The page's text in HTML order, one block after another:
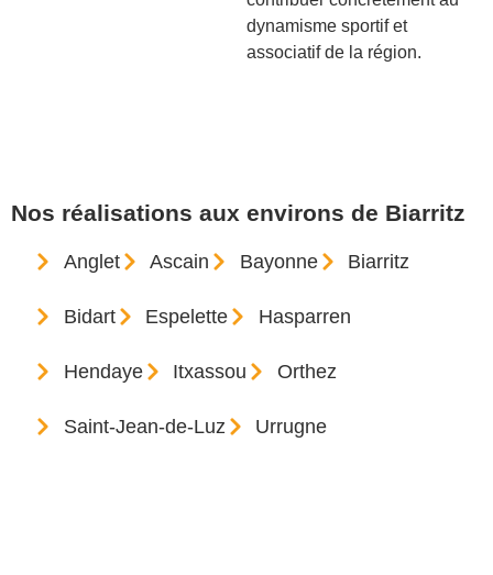
dynamisme sportif et
associatif de la région.
Nos réalisations aux environs de Biarritz
Anglet Ascain Bayonne Biarritz
Bidart Espelette Hasparren
Hendaye Itxassou Orthez
Saint-Jean-de-Luz Urrugne